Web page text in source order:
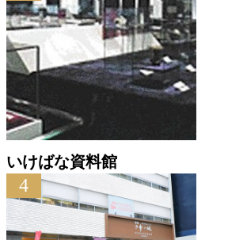
いけばな資料館
4